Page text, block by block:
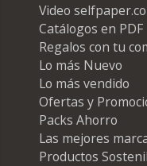
Video
Catálogos en PDF
Regalos con tu
Lo más Nuevo
Lo más vendido
Ofertas y
Packs Ahorro
Las mejores
Productos